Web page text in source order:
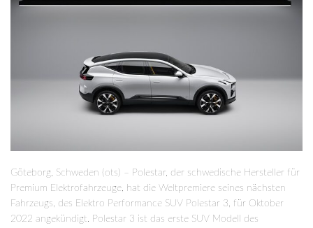
Göteborg, Schweden (ots) – Polestar, der schwedische Hersteller für
Premium Elektrofahrzeuge, hat die Weltpremiere seines nächsten
Fahrzeugs, des Elektro Performance SUV Polestar 3, für Oktober
2022 angekündigt. Polestar 3 ist das erste SUV Modell des